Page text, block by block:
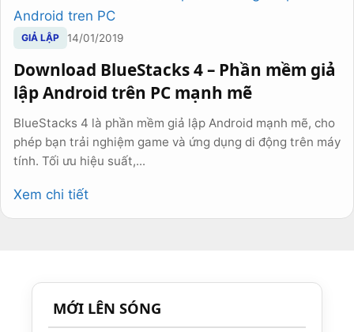
GIẢ LẬP 14/01/2019
Download BlueStacks 4 – Phần mềm giả
lập Android trên PC mạnh mẽ
BlueStacks 4 là phần mềm giả lập Android mạnh mẽ, cho
phép bạn trải nghiệm game và ứng dụng di động trên máy
tính. Tối ưu hiệu suất,...
Xem chi tiết
MỚI LÊN SÓNG